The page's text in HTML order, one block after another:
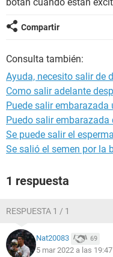
GLOSARIO
Compartir
Consulta también:
Ayuda, necesito salir de
Como salir adelante
Puede salir
Puedo salir
Se puede salir el
Se salió el semen por la
1 respuesta
RESPUESTA 1 / 1
Nat20083 69
5 mar 2022 a las 19:47